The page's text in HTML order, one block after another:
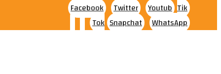
Facebook Twitter Youtub Tik
Tok Snapchat WhatsApp